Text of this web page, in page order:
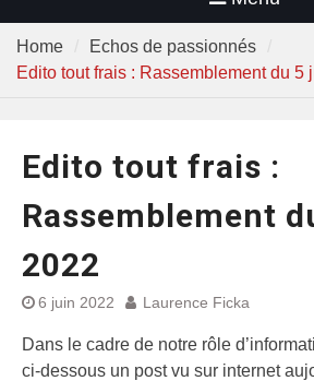
Home
Echos de passionnés
Edito tout frais : Rassemblement du 5
Edito tout frais :
Rassemblement
2022
6 juin 2022 Laurence Ficka
Dans le cadre de notre rôle
ci-dessous un post vu sur internet